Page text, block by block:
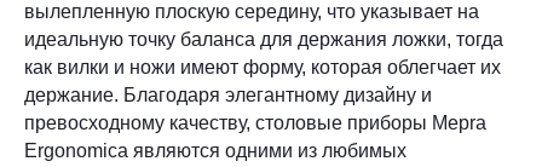
вылепленную плоскую середину, что указывает на
идеальную точку баланса для держания ложки, тогда
как вилки и ножи имеют форму, которая облегчает их
держание. Благодаря элегантному дизайну и
превосходному качеству, столовые приборы Mepra
Ergonomica являются одними из любимых